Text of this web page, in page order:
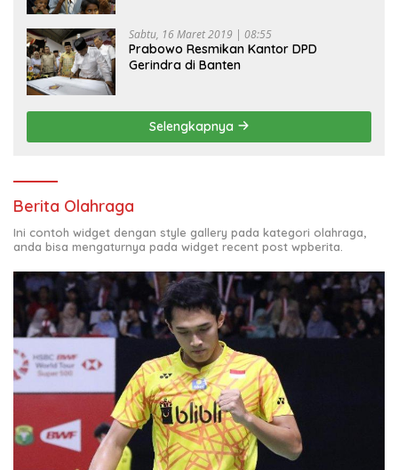
Sabtu, 16 Maret 2019 | 08:55
Prabowo Resmikan Kantor DPD
Gerindra di Banten
Selengkapnya
Berita Olahraga
Ini contoh widget dengan style gallery pada kategori olahraga,
anda bisa mengaturnya pada widget recent post wpberita.